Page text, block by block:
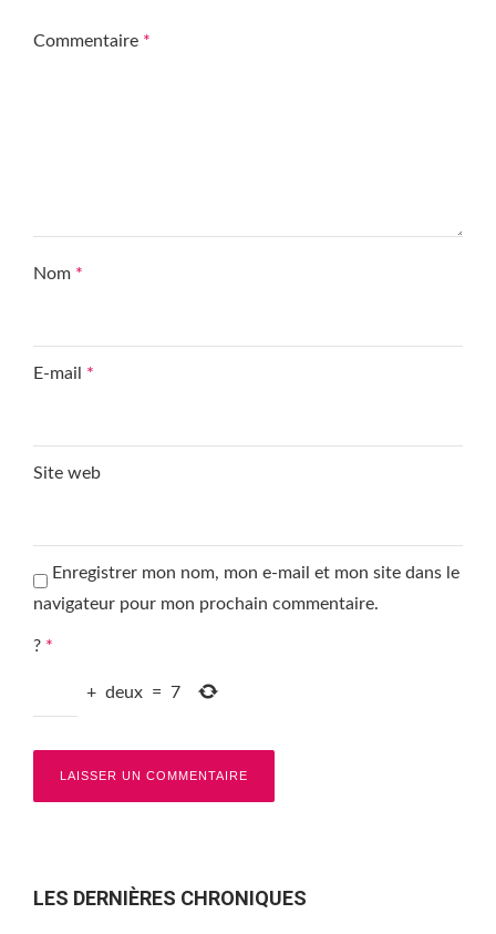
Commentaire *
Nom *
E-mail *
Site web
Enregistrer mon nom, mon e-mail et mon site dans le
navigateur pour mon prochain commentaire.
? *
+ deux = 7
LES DERNIÈRES CHRONIQUES